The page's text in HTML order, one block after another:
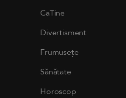
CaTine
Divertisment
Frumusețe
Sănătate
Horoscop